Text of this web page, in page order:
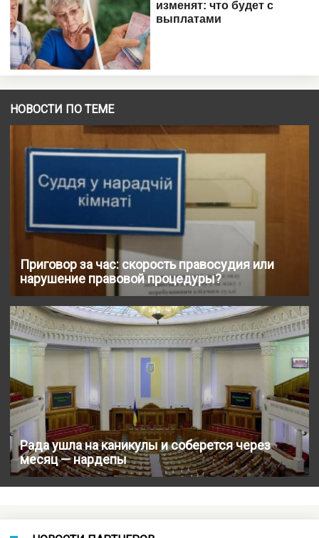
НОВОСТИ ПО ТЕМЕ
Приговор за час: скорость правосудия или
нарушение правовой процедуры?
Рада ушла на каникулы и соберется через
месяц — нардепы